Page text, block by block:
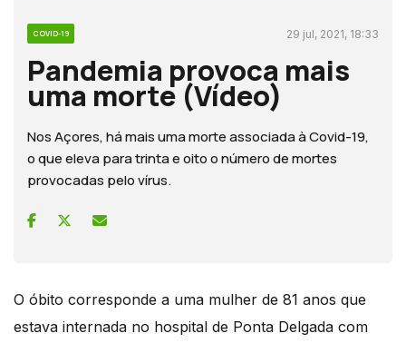
COVID-19 29 jul, 2021, 18:33
Pandemia provoca mais
uma morte (Vídeo)
Nos Açores, há mais uma morte associada à Covid-19,
o que eleva para trinta e oito o número de mortes
provocadas pelo vírus.
O óbito corresponde a uma mulher de 81 anos que
estava internada no hospital de Ponta Delgada com